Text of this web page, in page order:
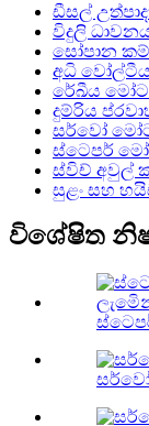
ඩීසල්
විදුලි
සෝපාන
අධි
රේඛීය
දුම්රිය
සර්වෝ
ස්ටෙපර්
ස්විච් අවුල්
සුළං සහ
විශේෂිත
සර්වෝ